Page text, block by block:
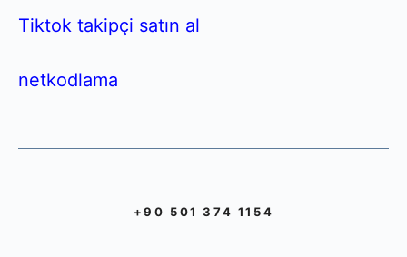
Tiktok takipçi satın al
netkodlama
+90 501 374 1154